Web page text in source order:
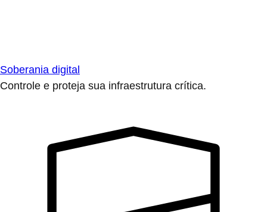
Soberania digital
Controle e proteja sua infraestrutura crítica.